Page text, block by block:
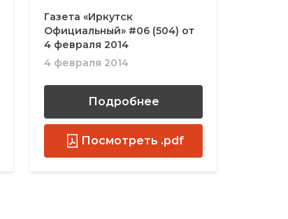
Газета «Иркутск
Официальный» #06 (504) от
4 февраля 2014
4 февраля 2014
Подробнее
Посмотреть .pdf